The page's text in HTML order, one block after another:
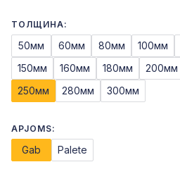
ТОЛЩИНА:
50мм 60мм 80мм 100мм
150мм
160мм 180мм 200мм
250мм
280мм 300мм
APJOMS:
Gab Palete